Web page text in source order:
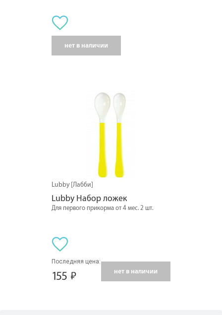
нет в наличии
Lubby [Лабби]
Lubby Набор ложек
Для первого прикорма от 4 мес. 2 шт.
Последняя цена:
155 нет в наличии